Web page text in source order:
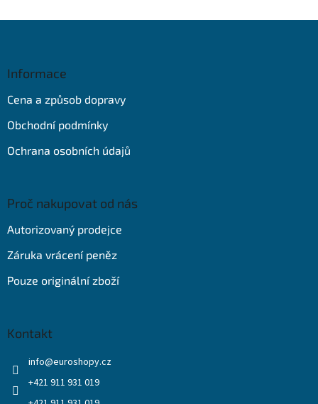
Informace
Cena a způsob dopravy
Obchodní podmínky
Ochrana osobních údajů
Proč nakupovat od nás
Autorizovaný prodejce
Záruka vrácení peněz
Pouze originální zboží
Kontakt
info@euroshopy.cz
+421 911 931 019